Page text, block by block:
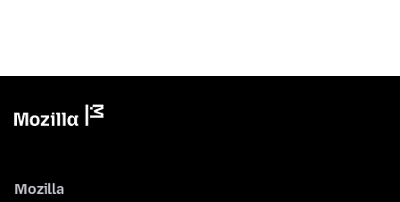
Mozilla